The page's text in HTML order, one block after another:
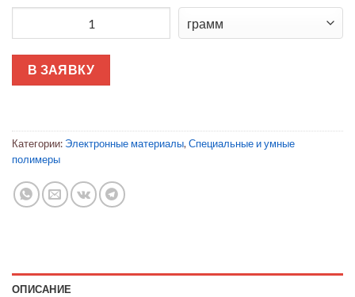
В ЗАЯВКУ
Категории: Электронные материалы, Специальные и умные
полимеры
ОПИСАНИЕ